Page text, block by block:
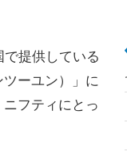
提供している
ーユン）」に
フティにとっ